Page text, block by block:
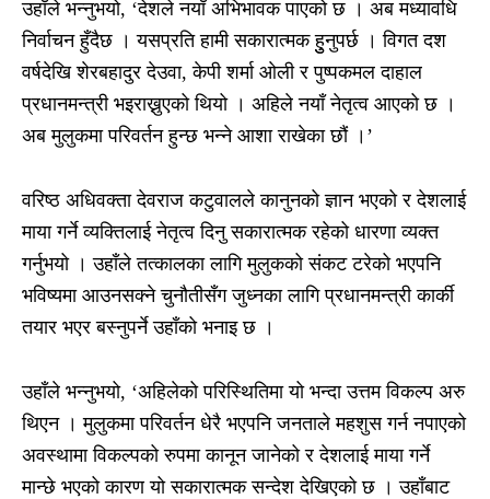
उहाँले भन्नुभयो, ‘देशले नयाँ अभिभावक पाएको छ । अब मध्यावधि
निर्वाचन हुँदैछ । यसप्रति हामी सकारात्मक हुुनुपर्छ । विगत दश
वर्षदेखि शेरबहादुर देउवा, केपी शर्मा ओली र पुष्पकमल दाहाल
प्रधानमन्त्री भइराख्नुएको थियो । अहिले नयाँ नेतृत्व आएको छ ।
अब मुलुकमा परिवर्तन हुन्छ भन्ने आशा राखेका छौं ।’
वरिष्ठ अधिवक्ता देवराज कटुवालले कानुनको ज्ञान भएको र देशलाई
माया गर्ने व्यक्तिलाई नेतृत्व दिनु सकारात्मक रहेको धारणा व्यक्त
गर्नुभयो । उहाँले तत्कालका लागि मुलुकको संकट टरेको भएपनि
भविष्यमा आउनसक्ने चुनौतीसँग जुध्नका लागि प्रधानमन्त्री कार्की
तयार भएर बस्नुपर्ने उहाँको भनाइ छ ।
उहाँले भन्नुभयो, ‘अहिलेको परिस्थितिमा यो भन्दा उत्तम विकल्प अरु
थिएन । मुलुकमा परिवर्तन धेरै भएपनि जनताले महशुस गर्न नपाएको
अवस्थामा विकल्पको रुपमा कानून जानेको र देशलाई माया गर्ने
मान्छे भएको कारण यो सकारात्मक सन्देश देखिएको छ । उहाँबाट